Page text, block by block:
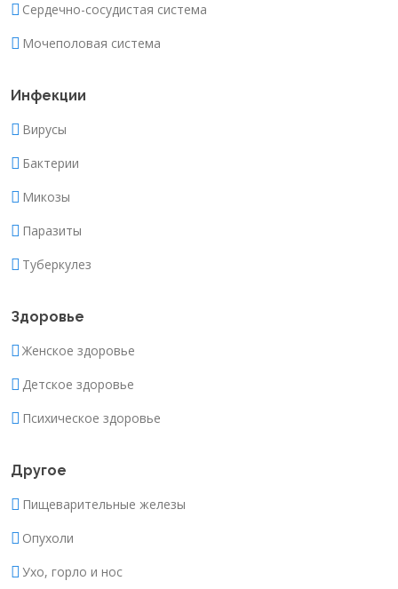
Сердечно-сосудистая система
Мочеполовая система
Инфекции
Вирусы
Бактерии
Микозы
Паразиты
Туберкулез
Здоровье
Женское здоровье
Детское здоровье
Психическое здоровье
Другое
Пищеварительные железы
Опухоли
Ухо, горло и нос